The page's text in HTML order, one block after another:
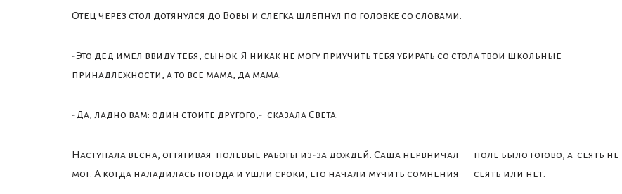
Отец через стол дотянулся до Вовы и слегка шлепнул по головке со словами:
-Это дед имел ввиду тебя, сынок. Я никак не могу приучить тебя убирать со стола твои школьные
принадлежности, а то все мама, да мама.
-Да, ладно вам: один стоите другого,- сказала Света.
Наступала весна, оттягивая полевые работы из-за дождей. Саша нервничал — поле было готово, а сеять не
мог. А когда наладилась погода и ушли сроки, его начали мучить сомнения — сеять или нет.